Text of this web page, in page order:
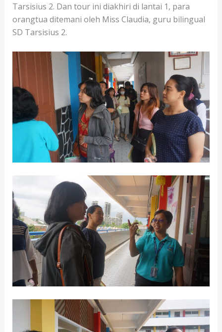
Tarsisius 2. Dan tour ini diakhiri di lantai 1, para
orangtua ditemani oleh Miss Claudia, guru bilingual
SD Tarsisius 2.